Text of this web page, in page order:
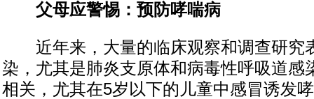
父母应警惕：预防哮喘病
近年来，大量的临床观察和调查研究
染，尤其是肺炎支原体和病毒性呼吸道感
相关，尤其在5岁以下的儿童中感冒诱发